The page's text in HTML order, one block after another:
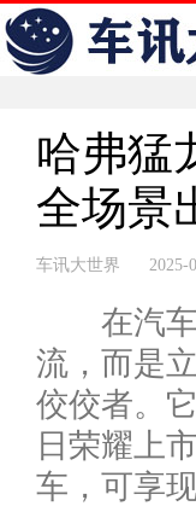
哈弗猛
全场景
车讯大世界 2025-
在汽车
流，而是
佼佼者。
日荣耀上
车，可享